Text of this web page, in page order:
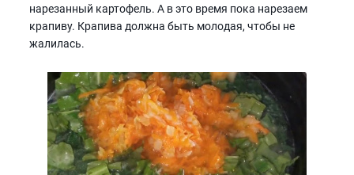
нарезанный картофель. А в это время пока нарезаем
крапиву. Крапива должна быть молодая, чтобы не
жалилась.